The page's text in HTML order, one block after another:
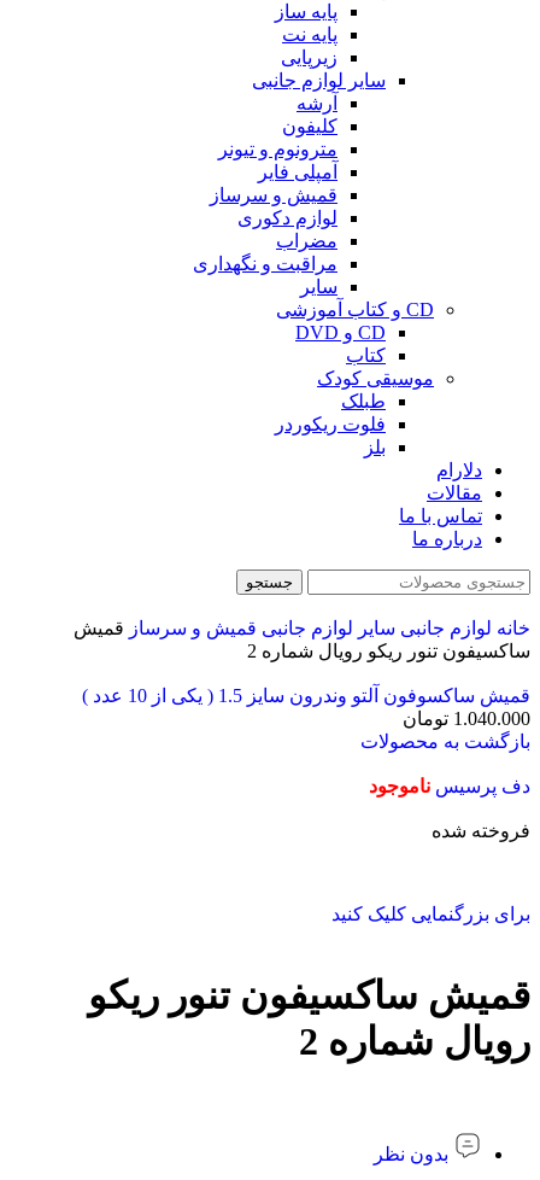
پایه ساز
پایه نت
زیرپایی
سایر لوازم جانبی
آرشه
کلیفون
مترونوم و تیونر
آمپلی فایر
قمیش و سرساز
لوازم دکوری
مضراب
مراقبت و نگهداری
سایر
CD و کتاب آموزشی
CD و DVD
کتاب
موسیقی کودک
طبلک
فلوت ریکوردر
بلز
دلارام
مقالات
تماس با ما
درباره ما
جستجو
خانه لوازم جانبی سایر لوازم جانبی قمیش و سرساز قمیش
ساکسیفون تنور ریکو رویال شماره 2
قمیش ساکسوفون آلتو وندرون سایز 1.5 ( یکی از 10 عدد )
1.040.000 تومان
بازگشت به محصولات
دف پرسیس ناموجود
فروخته شده
برای بزرگنمایی کلیک کنید
قمیش ساکسیفون تنور ریکو
رویال شماره 2
بدون نظر